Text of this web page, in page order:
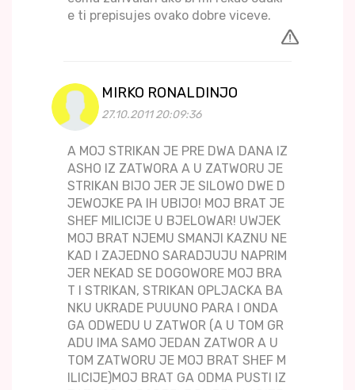
e ti prepisujes ovako dobre viceve.
MIRKO RONALDINJO
27.10.2011 20:09:36
A MOJ STRIKAN JE PRE DWA DANA IZ
ASHO IZ ZATWORA A U ZATWORU JE
STRIKAN BIJO JER JE SILOWO DWE D
JEWOJKE PA IH UBIJO! MOJ BRAT JE
SHEF MILICIJE U BJELOWAR! UWJEK
MOJ BRAT NJEMU SMANJI KAZNU NE
KAD I ZAJEDNO SARADJUJU NAPRIM
JER NEKAD SE DOGOWORE MOJ BRA
T I STRIKAN, STRIKAN OPLJACKA BA
NKU UKRADE PUUUNO PARA I ONDA
GA ODWEDU U ZATWOR (A U TOM GR
ADU IMA SAMO JEDAN ZATWOR A U
TOM ZATWORU JE MOJ BRAT SHEF M
ILICIJE)MOJ BRAT GA ODMA PUSTI IZ